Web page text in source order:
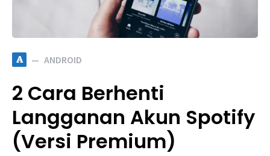
A ANDROID
2 Cara Berhenti
Langganan Akun Spotify
(Versi Premium)